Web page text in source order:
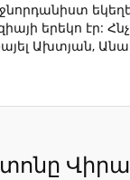
երեկո էր:
Ախտյան,